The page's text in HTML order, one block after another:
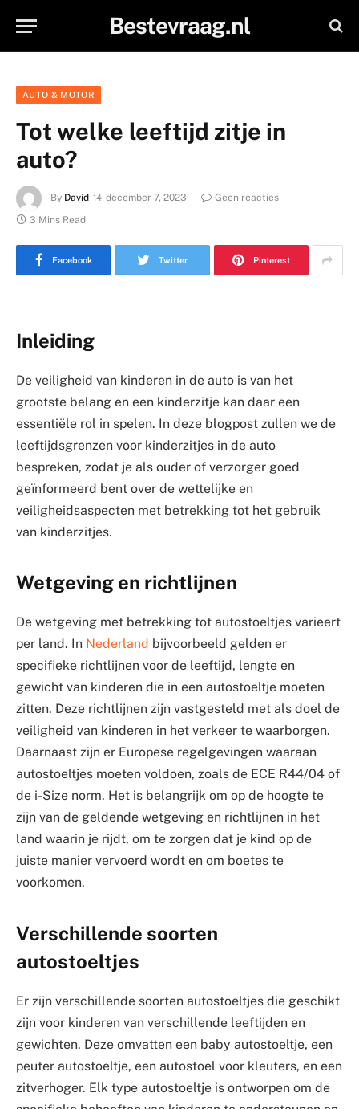
Bestevraag.nl
AUTO & MOTOR
Tot welke leeftijd zitje in
auto?
By David december 7, 2023
Geen reacties
3 Mins Read
Facebook Twitter Pinterest
Inleiding
De veiligheid van kinderen in de auto is van het
grootste belang en een kinderzitje kan daar een
essentiële rol in spelen. In deze blogpost zullen we de
leeftijdsgrenzen voor kinderzitjes in de auto
bespreken, zodat je als ouder of verzorger goed
geïnformeerd bent over de wettelijke en
veiligheidsaspecten met betrekking tot het gebruik
van kinderzitjes.
Wetgeving en richtlijnen
De wetgeving met betrekking tot autostoeltjes varieert
per land. In Nederland bijvoorbeeld gelden er
specifieke richtlijnen voor de leeftijd, lengte en
gewicht van kinderen die in een autostoeltje moeten
zitten. Deze richtlijnen zijn vastgesteld met als doel de
veiligheid van kinderen in het verkeer te waarborgen.
Daarnaast zijn er Europese regelgevingen waaraan
autostoeltjes moeten voldoen, zoals de ECE R44/04 of
de i-Size norm. Het is belangrijk om op de hoogte te
zijn van de geldende wetgeving en richtlijnen in het
land waarin je rijdt, om te zorgen dat je kind op de
juiste manier vervoerd wordt en om boetes te
voorkomen.
Verschillende soorten
autostoeltjes
Er zijn verschillende soorten autostoeltjes die geschikt
zijn voor kinderen van verschillende leeftijden en
gewichten. Deze omvatten een baby autostoeltje, een
peuter autostoeltje, een autostoel voor kleuters, en een
zitverhoger. Elk type autostoeltje is ontworpen om de